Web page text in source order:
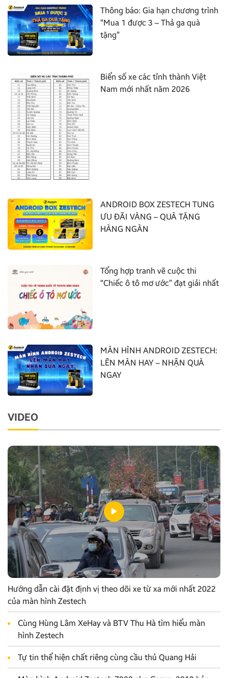
Thông báo: Gia hạn chương trình
“Mua 1 được 3 – Thả ga quà
tặng”
Biển số xe các tỉnh thành Việt
Nam mới nhất năm 2026
ANDROID BOX ZESTECH TUNG
ƯU ĐÃI VÀNG – QUÀ TẶNG
HÀNG NGÀN
Tổng hợp tranh vẽ cuộc thi
“Chiếc ô tô mơ ước” đạt giải nhất
MÀN HÌNH ANDROID ZESTECH:
LÊN MÀN HAY – NHẬN QUÀ
NGAY
VIDEO
Hướng dẫn cài đặt định vị theo dõi xe từ xa mới nhất 2022
của màn hình Zestech
Cùng Hùng Lâm XeHay và BTV Thu Hà tìm hiểu màn
hình Zestech
Tự tin thể hiện chất riêng cùng cầu thủ Quang Hải